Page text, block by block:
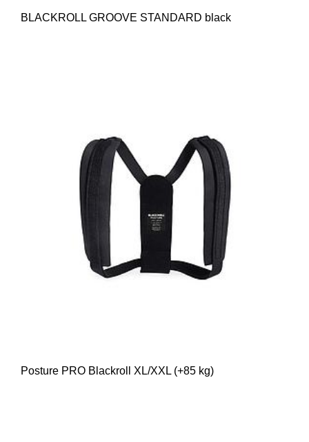
BLACKROLL GROOVE STANDARD black
Posture PRO Blackroll XL/XXL (+85 kg)